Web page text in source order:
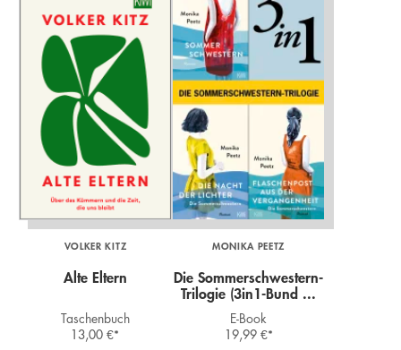
VOLKER KITZ
Alte Eltern
Taschenbuch
13,00€*
MONIKA PEETZ
Die Sommerschwestern-
Trilogie (3in1-Bund ...
E-Book
19,99 €*